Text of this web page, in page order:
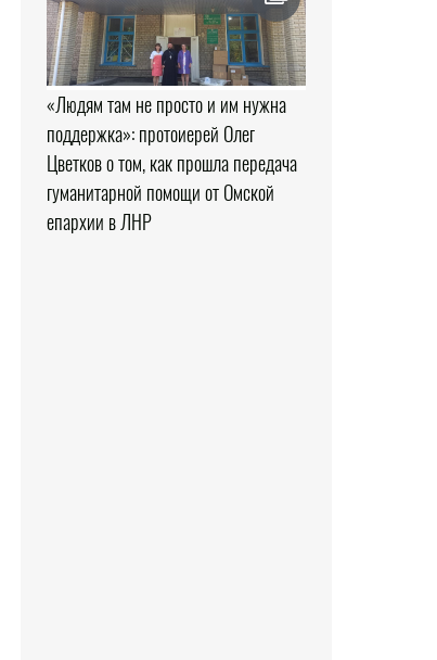
«Людям там не просто и им нужна
поддержка»: протоиерей Олег
Цветков о том, как прошла передача
гуманитарной помощи от Омской
епархии в ЛНР